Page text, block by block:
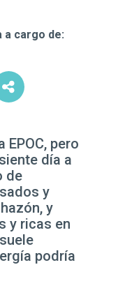
a cargo de:
pero
día a
de
y
y
y ricas en
podría